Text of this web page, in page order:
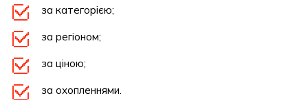
за категорією;
за регіоном;
за ціною;
за охопленнями.